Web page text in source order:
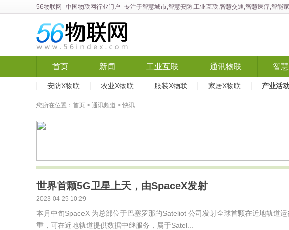
56物联网--中国物联网行业门户_专注于智慧城市,智慧安防,工业互联,智慧交通,智慧医疗,智
首页 新闻 工业互联 通讯物联 智
安防X物联 农业X物联 服装X物联 家居X物联 产业活
您所在位置： 首页 > 通讯频道 > 快讯
世界首颗5G卫星上天，由SpaceX发射
2023-04-25 10:29
本月中旬SpaceX 为总部位于巴塞罗那的Sateliot 公司发射全球首颗在近地轨道
重，可在近地轨道提供数据中继服务，属于Satel...